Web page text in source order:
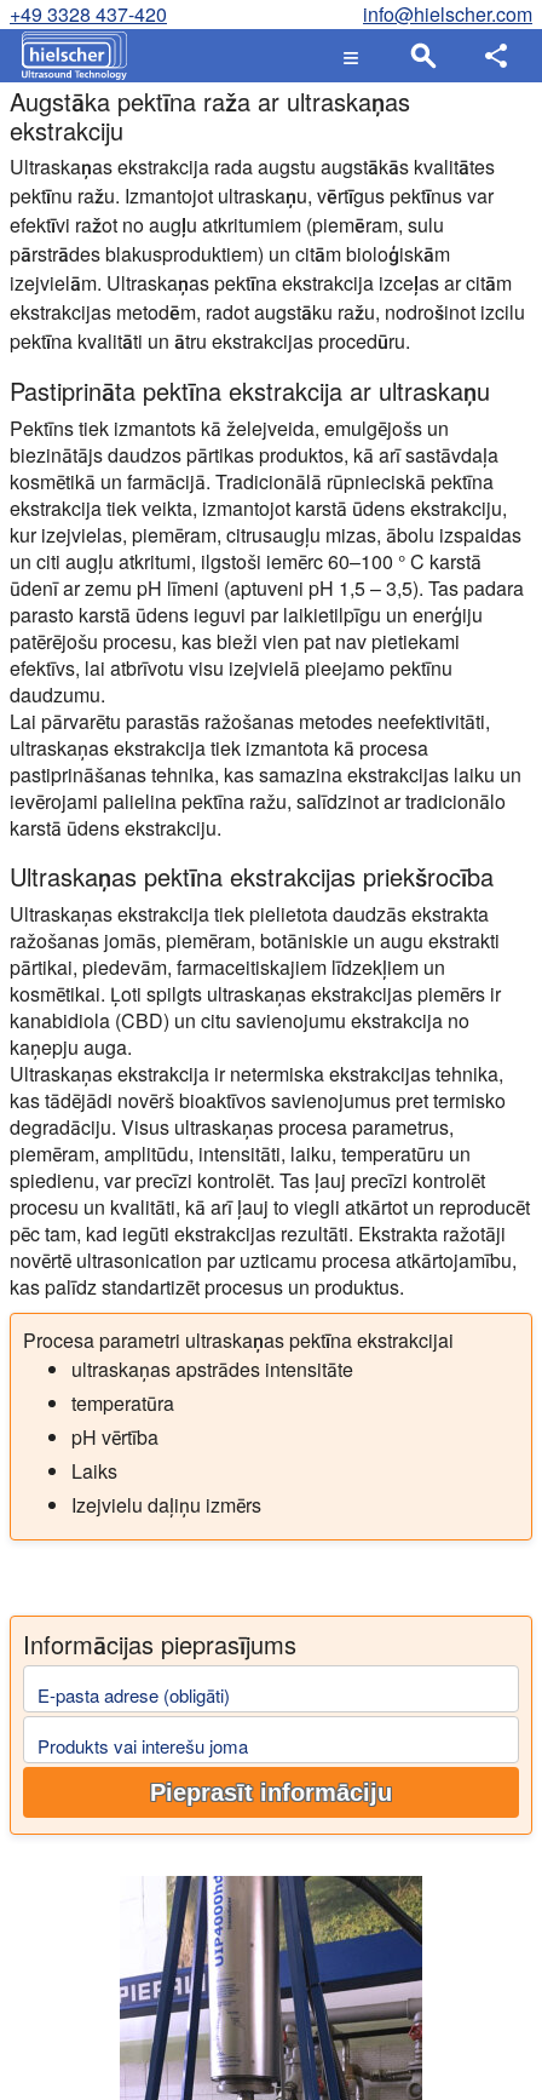
+49 3328 437-420 info@hielscher.com
Augstāka pektīna raža ar ultraskaņas
ekstrakciju
Ultraskaņas ekstrakcija rada augstu augstākās kvalitātes
pektīnu ražu. Izmantojot ultraskaņu, vērtīgus pektīnus var
efektīvi ražot no augļu atkritumiem (piemēram, sulu
pārstrādes blakusproduktiem) un citām bioloģiskām
izejvielām. Ultraskaņas pektīna ekstrakcija izceļas ar citām
ekstrakcijas metodēm, radot augstāku ražu, nodrošinot izcilu
pektīna kvalitāti un ātru ekstrakcijas procedūru.
Pastiprināta pektīna ekstrakcija ar ultraskaņu
Pektīns tiek izmantots kā želejveida, emulgējošs un
biezinātājs daudzos pārtikas produktos, kā arī sastāvdaļa
kosmētikā un farmācijā. Tradicionālā rūpnieciskā pektīna
ekstrakcija tiek veikta, izmantojot karstā ūdens ekstrakciju,
kur izejvielas, piemēram, citrusaugļu mizas, ābolu izspaidas
un citi augļu atkritumi, ilgstoši iemērc 60–100 ° C karstā
ūdenī ar zemu pH līmeni (aptuveni pH 1,5 – 3,5). Tas padara
parasto karstā ūdens ieguvi par laikietilpīgu un enerģiju
patērējošu procesu, kas bieži vien pat nav pietiekami
efektīvs, lai atbrīvotu visu izejvielā pieejamo pektīnu
daudzumu.
Lai pārvarētu parastās ražošanas metodes neefektivitāti,
ultraskaņas ekstrakcija tiek izmantota kā procesa
pastiprināšanas tehnika, kas samazina ekstrakcijas laiku un
ievērojami palielina pektīna ražu, salīdzinot ar tradicionālo
karstā ūdens ekstrakciju.
Ultraskaņas pektīna ekstrakcijas priekšrocība
Ultraskaņas ekstrakcija tiek pielietota daudzās ekstrakta
ražošanas jomās, piemēram, botāniskie un augu ekstrakti
pārtikai, piedevām, farmaceitiskajiem līdzekļiem un
kosmētikai. Ļoti spilgts ultraskaņas ekstrakcijas piemērs ir
kanabidiola (CBD) un citu savienojumu ekstrakcija no
kaņepju auga.
Ultraskaņas ekstrakcija ir netermiska ekstrakcijas tehnika,
kas tādējādi novērš bioaktīvos savienojumus pret termisko
degradāciju. Visus ultraskaņas procesa parametrus,
piemēram, amplitūdu, intensitāti, laiku, temperatūru un
spiedienu, var precīzi kontrolēt. Tas ļauj precīzi kontrolēt
procesu un kvalitāti, kā arī ļauj to viegli atkārtot un reproducēt
pēc tam, kad iegūti ekstrakcijas rezultāti. Ekstrakta ražotāji
novērtē ultrasonication par uzticamu procesa atkārtojamību,
kas palīdz standartizēt procesus un produktus.
Procesa parametri ultraskaņas pektīna ekstrakcijai
ultraskaņas apstrādes intensitāte
temperatūra
pH vērtība
Laiks
Izejvielu daļiņu izmērs
Informācijas pieprasījums
E-pasta adrese (obligāti)
Produkts vai interešu joma
Pieprasīt informāciju